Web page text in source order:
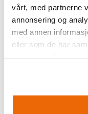
vårt, med partnerne
annonsering og
med annen
eller som de har